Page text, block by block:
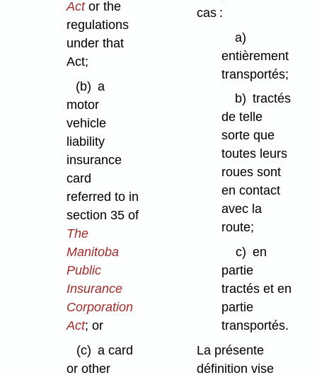
Actor the
regulations
under that
Act;
(b) a
motor
vehicle
liability
insurance
card
referred to in
section 35 of
The
Manitoba
Public
Insurance
Corporation
Act; or
(c) a card
or other
cas :
a)
entièrement
transportés;
b) tractés
de telle
sorte que
toutes leurs
roues sont
en contact
avec la
route;
c) en
partie
tractés et en
partie
transportés.
La présente
définition vise